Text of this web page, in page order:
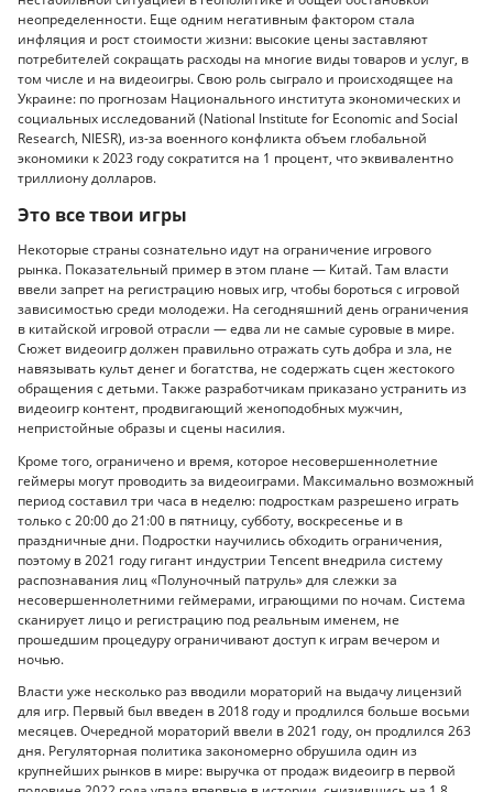
неопределенности. Еще одним негативным фактором стала
инфляция и рост стоимости жизни: высокие цены заставляют
потребителей сокращать расходы на многие виды товаров и услуг, в
том числе и на видеоигры. Свою роль сыграло и происходящее на
Украине: по прогнозам Национального института экономических и
социальных исследований (National Institute for Economic and Social
Research, NIESR), из-за военного конфликта объем глобальной
экономики к 2023 году сократится на 1 процент, что эквивалентно
триллиону долларов.
Это все твои игры
Некоторые страны сознательно идут на ограничение игрового
рынка. Показательный пример в этом плане — Китай. Там власти
ввели запрет на регистрацию новых игр, чтобы бороться с игровой
зависимостью среди молодежи. На сегодняшний день ограничения
в китайской игровой отрасли — едва ли не самые суровые в мире.
Сюжет видеоигр должен правильно отражать суть добра и зла, не
навязывать культ денег и богатства, не содержать сцен жестокого
обращения с детьми. Также разработчикам приказано устранить из
видеоигр контент, продвигающий женоподобных мужчин,
непристойные образы и сцены насилия.
Кроме того, ограничено и время, которое несовершеннолетние
геймеры могут проводить за видеоиграми. Максимально возможный
период составил три часа в неделю: подросткам разрешено играть
только с 20:00 до 21:00 в пятницу, субботу, воскресенье и в
праздничные дни. Подростки научились обходить ограничения,
поэтому в 2021 году гигант индустрии Tencent внедрила систему
распознавания лиц «Полуночный патруль» для слежки за
несовершеннолетними геймерами, играющими по ночам. Система
сканирует лицо и регистрацию под реальным именем, не
прошедшим процедуру ограничивают доступ к играм вечером и
ночью.
Власти уже несколько раз вводили мораторий на выдачу лицензий
для игр. Первый был введен в 2018 году и продлился больше восьми
месяцев. Очередной мораторий ввели в 2021 году, он продлился 263
дня. Регуляторная политика закономерно обрушила один из
крупнейших рынков в мире: выручка от продаж видеоигр в первой